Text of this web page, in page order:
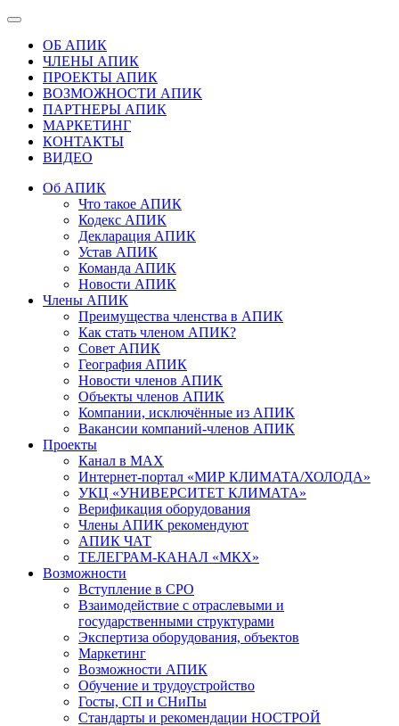
ОБ АПИК
ЧЛЕНЫ АПИК
ПРОЕКТЫ АПИК
ВОЗМОЖНОСТИ АПИК
ПАРТНЕРЫ АПИК
МАРКЕТИНГ
КОНТАКТЫ
ВИДЕО
Об АПИК
Что такое АПИК
Кодекс АПИК
Декларация АПИК
Устав АПИК
Команда АПИК
Новости АПИК
Члены АПИК
Преимущества членства в АПИК
Как стать членом АПИК?
Совет АПИК
География АПИК
Новости членов АПИК
Объекты членов АПИК
Компании, исключённые из АПИК
Вакансии компаний-членов АПИК
Проекты
Канал в MAX
Интернет-портал «МИР КЛИМАТА/ХОЛОДА»
УКЦ «УНИВЕРСИТЕТ КЛИМАТА»
Верификация оборудования
Члены АПИК рекомендуют
АПИК ЧАТ
ТЕЛЕГРАМ-КАНАЛ «МКХ»
Возможности
Вступление в СРО
Взаимодействие с отраслевыми и
государственными структурами
Экспертиза оборудования, объектов
Маркетинг
Возможности АПИК
Обучение и трудоустройство
Госты, СП и СНиПы
Стандарты и рекомендации НОСТРОЙ